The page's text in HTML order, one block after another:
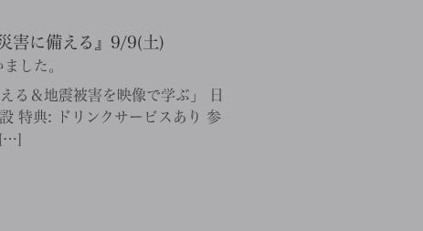
害に備える』9/9(土)
した。
＆地震被害を映像で学ぶ」 日
特典: ドリンクサービスあり 参
[…]